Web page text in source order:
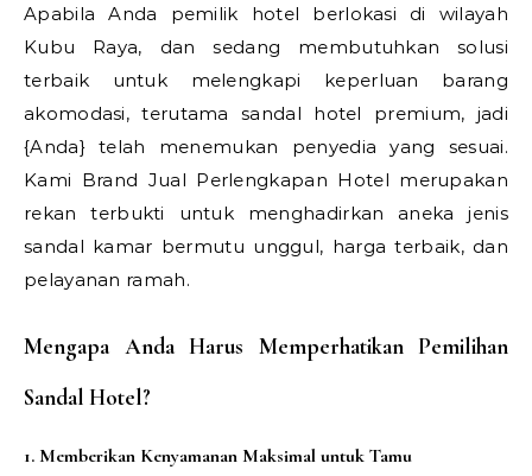
Apabila Anda pemilik hotel berlokasi di wilayah
Kubu Raya, dan sedang membutuhkan solusi
terbaik untuk melengkapi keperluan barang
akomodasi, terutama sandal hotel premium, jadi
{Anda} telah menemukan penyedia yang sesuai.
Kami Brand Jual Perlengkapan Hotel merupakan
rekan terbukti untuk menghadirkan aneka jenis
sandal kamar bermutu unggul, harga terbaik, dan
pelayanan ramah.
Mengapa Anda Harus Memperhatikan Pemilihan
Sandal Hotel?
1. Memberikan Kenyamanan Maksimal untuk Tamu